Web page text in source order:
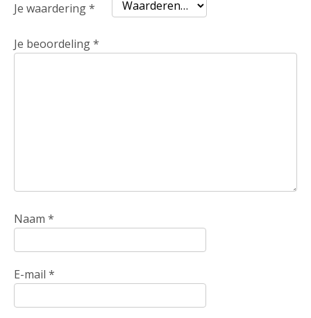
Je waardering*
Je beoordeling*
Naam *
E-mail *